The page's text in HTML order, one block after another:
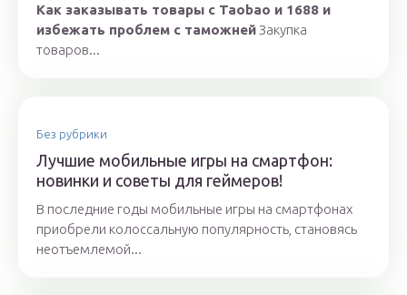
Как заказывать товары с Taobao и 1688 и
избежать проблем с таможнейЗакупка
товаров...
Без рубрики
Лучшие мобильные игры на смартфон:
новинки и советы для геймеров!
В последние годы мобильные игры на смартфонах
приобрели колоссальную популярность, становясь
неотъемлемой...